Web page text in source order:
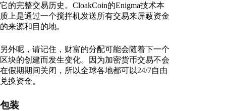
它的完整交易历史。CloakCoin的Enigma技术本
质上是通过一个搅拌机发送所有交易来屏蔽资金
的来源和目的地。
另外呢，请记住，财富的分配可能会随着下一个
区块的创建而发生变化。因为加密货币交易不会
在假期期间关闭，所以全球各地都可以24/7自由
兑换资金。
包装